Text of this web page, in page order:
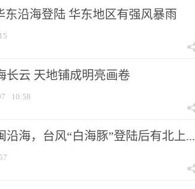
东沿海登陆 华东地区有强风暴雨
长云 天地铺成明亮画卷
10:58
沿海，台风“白海豚”登陆后有北上...